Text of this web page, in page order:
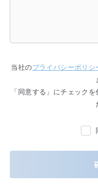
当社のプライバシーポリシ
「同意する」にチェック